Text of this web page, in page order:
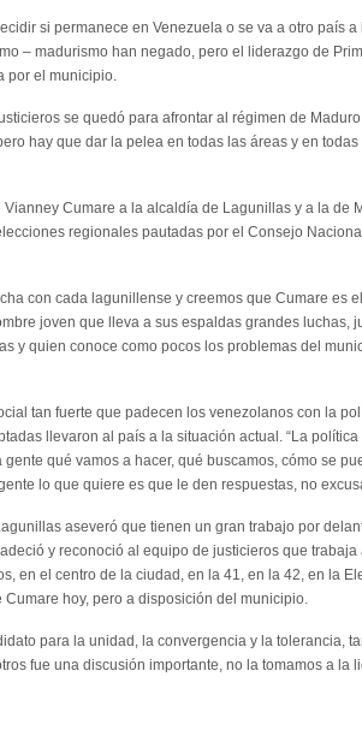
si permanece en Venezuela o se va a otro país a
– madurismo han negado, pero el liderazgo de
por el municipio.
se quedó para afrontar al régimen de
hay que dar la pelea en todas las áreas y en todas
Cumare a la alcaldía de Lagunillas y a la de
regionales pautadas por el Consejo
con cada lagunillense y creemos que Cumare es
joven que lleva a sus espaldas grandes luchas,
y quien conoce como pocos los problemas del
tan fuerte que padecen los venezolanos con la
llevaron al país a la situación actual. “La
qué vamos a hacer, qué buscamos, cómo se
lo que quiere es que le den respuestas, no
aseveró que tienen un gran trabajo por
y reconoció al equipo de justicieros que trabaja
en el centro de la ciudad, en la 41, en la 42, en la
hoy, pero a disposición del municipio.
para la unidad, la convergencia y la tolerancia,
fue una discusión importante, no la tomamos a la